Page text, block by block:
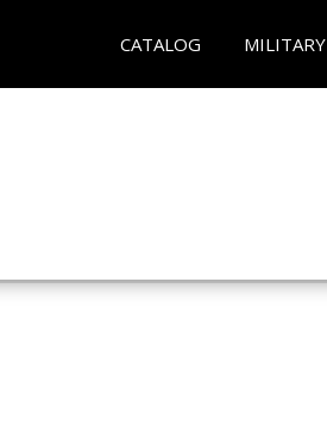
CATALOG MILITARY